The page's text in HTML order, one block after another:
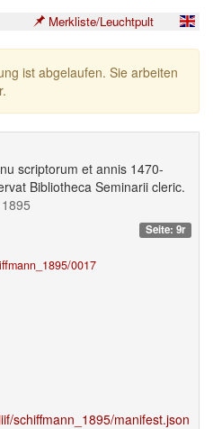
Merkliste/Leuchtpult
ist abgelaufen. Sie arbeiten
scriptorum et annis 1470-
Bibliotheca Seminarii cleric.
Seite: 9r
0017
schiffmann_1895/manifest.json